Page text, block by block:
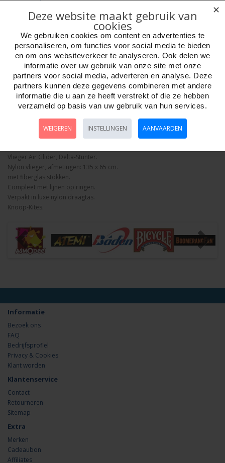
Aantal
Bestellen
Vlieger Air Glider, Delta-Stunter.
Nylon vlieger, afmetingen: 135 x 65 cm.
met fiberglas stokken.
Compleet met lijnen op ringen.
Verpakt in luxe nylon draagtas.
Knoop-Kites.
Informatie
Bezoek ons
FAQ
Bedrijfsprofiel
Privacy & Cookies
Klant worden
Klantenservice
Contact
Retourneren
Sitemap
Extra
Merken
Cadeaubon
Affiliates
✕
Deze website maakt gebruik van
cookies
We gebruiken cookies om content en advertenties te
personaliseren, om functies voor social media te bieden
en om ons websiteverkeer te analyseren. Ook delen we
informatie over uw gebruik van onze site met onze
partners voor social media, adverteren en analyse. Deze
partners kunnen deze gegevens combineren met andere
informatie die u aan ze heeft verstrekt of die ze hebben
verzameld op basis van uw gebruik van hun services.
WEIGEREN INSTELLINGEN AANVAARDEN